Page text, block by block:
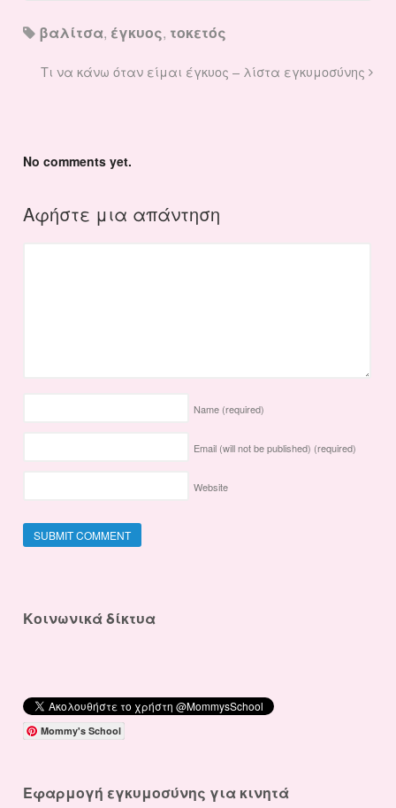
βαλίτσα, έγκυος, τοκετός
Τι να κάνω όταν είμαι έγκυος – λίστα εγκυμοσύνης
No comments yet.
Αφήστε μια απάντηση
Name (required)
Email (will not be published) (required)
Website
Κοινωνικά δίκτυα
Mommy's School
Εφαρμογή εγκυμοσύνης για κινητά